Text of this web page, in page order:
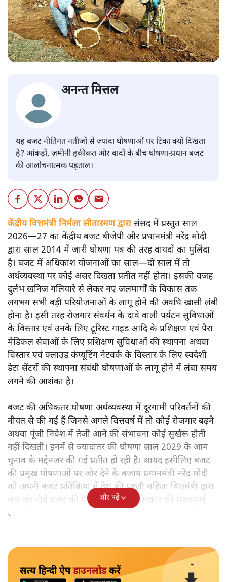
अनन्त मित्तल
यह बजट नीतिगत नतीजों से ज़्यादा घोषणाओं पर टिका क्यों दिखता
है? आंकड़ों, ज़मीनी हकीकत और वादों के बीच घोषणा-प्रधान बजट
की आलोचनात्मक पड़ताल।
केंद्रीय वित्तमंत्री निर्मला सीतारमण द्वारासंसद में प्रस्तुत साल
2026—27 का केंद्रीय बजट बीजेपी और प्रधानमंत्री नरेंद्र मोदी
द्वारा साल 2014 में जारी घोषणा पत्र की तरह वायदों का पुलिंदा
है। बजट में अधिकांश योजनाओं का साल—दो साल में तो
अर्थव्यवस्था पर कोई असर दिखता प्रतीत नहीं होता। इसकी वजह
दुर्लभ खनिज गलियारे से लेकर नए जलमार्गों के विकास तक
लगभग सभी बड़ी परियोजनाओं के लागू होने की अवधि खासी लंबी
होना है। इसी तरह रोजगार संवर्धन के दावे वाली पर्यटन सुविधाओं
के विस्तार एवं उनके लिए टूरिस्ट गाइड आदि के प्रशिक्षण एवं पैरा
मेडिकल सेवाओं के लिए प्रशिक्षण सुविधाओं की स्थापना अथवा
विस्तार एवं क्लाउड कंप्यूटिंग नेटवर्क के विस्तार के लिए स्वदेशी
डेटा सेंटरों की स्थापना संबंधी घोषणाओं के लागू होने में लंबा समय
लगने की आशंका है।
बजट की अधिकतर घोषणा अर्थव्यवस्था में दूरगामी परिवर्तनों की
नीयत से की गई हैं जिनसे अगले वित्तवर्ष में तो कोई रोजगार बढ़ने
अथवा पूंजी निवेश में तेजी आने की संभावना कोई सुर्खरू होती
नहीं दिखती। इनमें से ज्यादातर की घोषणा साल 2029 के आम
चुनाव के मद्देनजर की गई प्रतीत हो रही है। शायद इसीलिए बजट
की प्रमुख घोषणाओं पर जोर देने के बजाय प्रधानमंत्री नरेंद्र मोदी
को अपनी बजट प्रतिक्रिया में देश की पहली महिला वित्तमंत्री द्वारा
लगातार नौवें बजट की प्रस्तुति को अपनी सरकार की महत्वपूर्ण
उपलब्धि बताने पर मजबूर होना पड़ा।
और पढ़ें
सत्य हिन्दी ऐपडाउनलोडकरें